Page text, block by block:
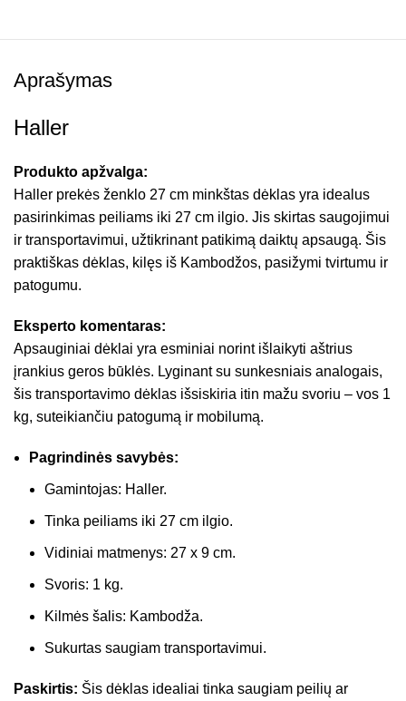
Aprašymas
Haller
Produkto apžvalga:
Haller prekės ženklo 27 cm minkštas dėklas yra idealus
pasirinkimas peiliams iki 27 cm ilgio. Jis skirtas saugojimui
ir transportavimui, užtikrinant patikimą daiktų apsaugą. Šis
praktiškas dėklas, kilęs iš Kambodžos, pasižymi tvirtumu ir
patogumu.
Eksperto komentaras:
Apsauginiai dėklai yra esminiai norint išlaikyti aštrius
įrankius geros būklės. Lyginant su sunkesniais analogais,
šis transportavimo dėklas išsiskiria itin mažu svoriu – vos 1
kg, suteikiančiu patogumą ir mobilumą.
Pagrindinės savybės:
Gamintojas: Haller.
Tinka peiliams iki 27 cm ilgio.
Vidiniai matmenys: 27 x 9 cm.
Svoris: 1 kg.
Kilmės šalis: Kambodža.
Sukurtas saugiam transportavimui.
Paskirtis: Šis dėklas idealiai tinka saugiam peilių ar